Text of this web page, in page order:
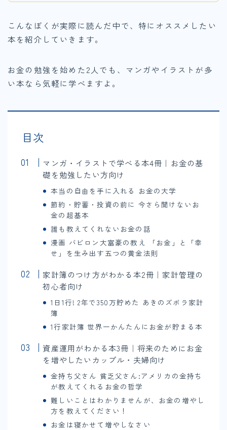
こんなぼくが実際に読んだ中で、特にオススメしたい
本を紹介していきます。
お金の勉強を始めた2人でも、マンガやイラストが多
い本なら気軽に学べますよ。
目次
マンガ・イラストで学べる本4冊｜お金の基
礎を勉強したい方向け
本当の自由を手に入れる お金の大学
節約・貯蓄・投資の前に 今さら聞けないお
金の超基本
誰も教えてくれないお金の話
漫画 バビロン大富豪の教え 「お金」と「幸
せ」を生み出す五つの黄金法則
家計簿のつけ方がわかる本2冊｜家計管理の
初心者向け
1日1行! 2年で350万貯めた あきのズボラ家計
簿
1行家計簿 世界一かんたんにお金が貯まる本
資産運用がわかる本3冊｜将来のためにお金
を増やしたいカップル・夫婦向け
金持ち父さん 貧乏父さん:アメリカの金持ち
が教えてくれるお金の哲学
難しいことはわかりませんが、お金の増やし
方を教えてください！
お金は寝かせて増やしなさい